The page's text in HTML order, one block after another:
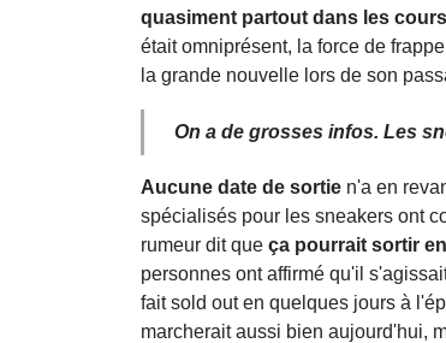
quasiment partout dans les
était omniprésent, la force de
la grande nouvelle lors de son
On a de grosses infos. Les
Aucune date de sortie n'a en
spécialisés pour les sneakers ont
rumeur dit que ça pourrait sortir
personnes ont affirmé qu'il
fait sold out en quelques jours à
marcherait aussi bien aujourd'hui,